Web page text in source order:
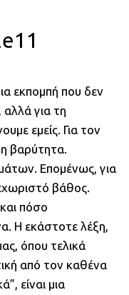
εκπομπή που δεν
αλλά για τη
εμείς. Για τον
βαρύτητα.
Επομένως, για
βάθος.
πόσο
Η εκάστοτε λέξη,
όπου τελικά
από τον καθένα
είναι μια